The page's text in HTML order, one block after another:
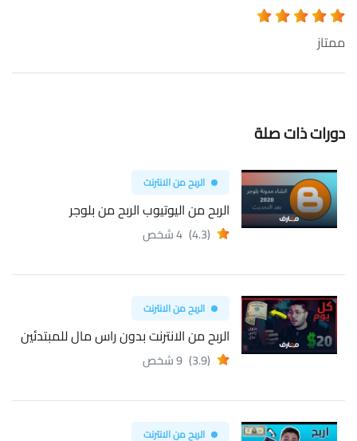
ممتاز
دورات ذات صلة
الربح من الانترنت
الربح من اليوتيوب الربح من بلوجر
(4.3) 4 شخص
الربح من الانترنت
الربح من الانترنت بدون راس مال للمبتدئين
(3.9) 9 شخص
الربح من الانترنت